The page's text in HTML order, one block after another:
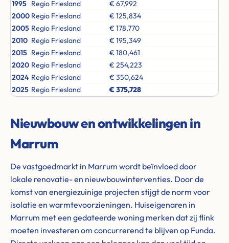
1995 Regio Friesland
€ 67,992
2000 Regio Friesland
€ 125,834
2005 Regio Friesland
€ 178,770
2010 Regio Friesland
€ 195,349
2015 Regio Friesland
€ 180,461
2020 Regio Friesland
€ 254,223
2024 Regio Friesland
€ 350,624
2025 Regio Friesland € 375,728
Nieuwbouw en ontwikkelingen in
Marrum
De vastgoedmarkt in Marrum wordt beïnvloed door
lokale renovatie- en nieuwbouwinterventies. Door de
komst van energiezuinige projecten stijgt de norm voor
isolatie en warmtevoorzieningen. Huiseigenaren in
Marrum met een gedateerde woning merken dat zij flink
moeten investeren om concurrerend te blijven op Funda.